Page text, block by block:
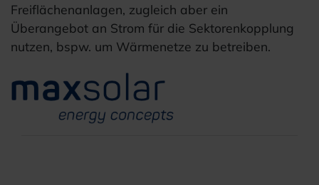
Freiflächenanlagen, zugleich aber ein
Überangebot an Strom für die Sektorenkopplung
nutzen, bspw. um Wärmenetze zu betreiben.